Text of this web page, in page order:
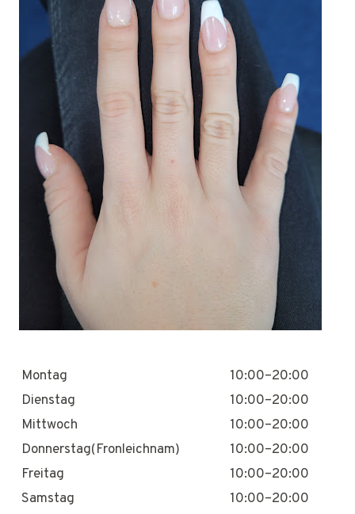
Montag
10:00–20:00
Dienstag
10:00–20:00
Mittwoch
10:00–20:00
Donnerstag(Fronleichnam)
10:00–20:00
Freitag
10:00–20:00
Samstag
10:00–20:00